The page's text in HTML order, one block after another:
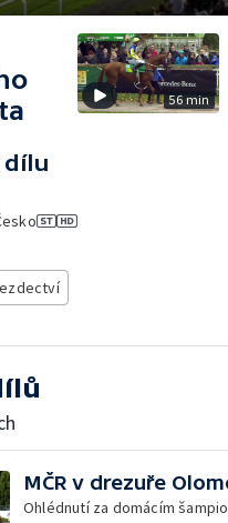
dílu
56 min
MČR v drezuře
Ohlédnutí za domácím